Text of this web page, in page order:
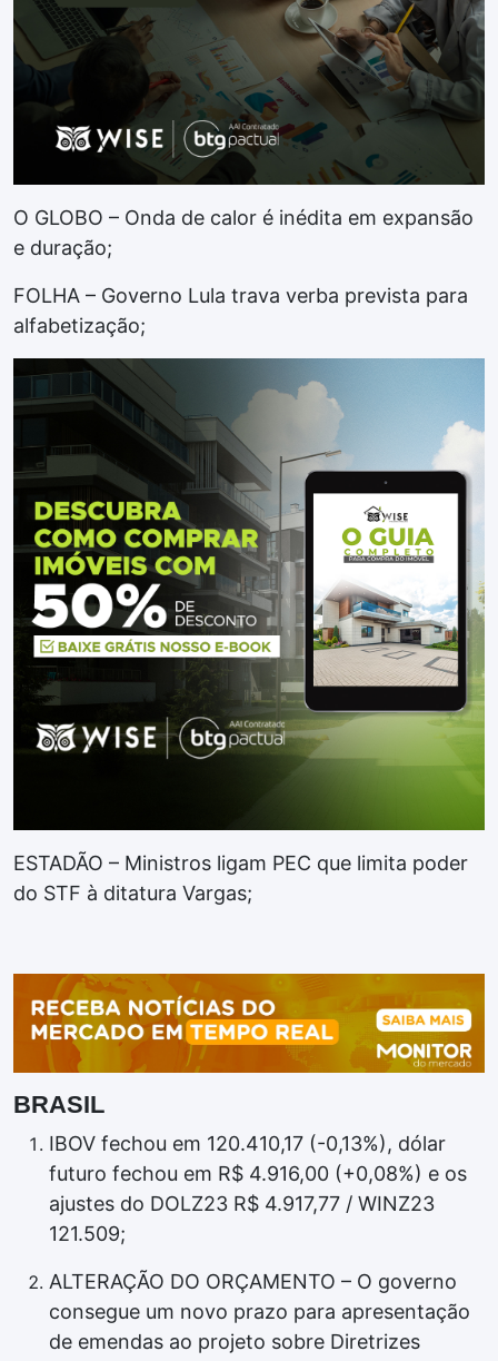
O GLOBO – Onda de calor é inédita em expansão
e duração;
FOLHA – Governo Lula trava verba prevista para
alfabetização;
ESTADÃO – Ministros ligam PEC que limita poder
do STF à ditatura Vargas;
BRASIL
IBOV fechou em 120.410,17 (-0,13%), dólar
futuro fechou em R$ 4.916,00 (+0,08%) e os
ajustes do DOLZ23 R$ 4.917,77 / WINZ23
121.509;
ALTERAÇÃO DO ORÇAMENTO – O governo
consegue um novo prazo para apresentação
de emendas ao projeto sobre Diretrizes